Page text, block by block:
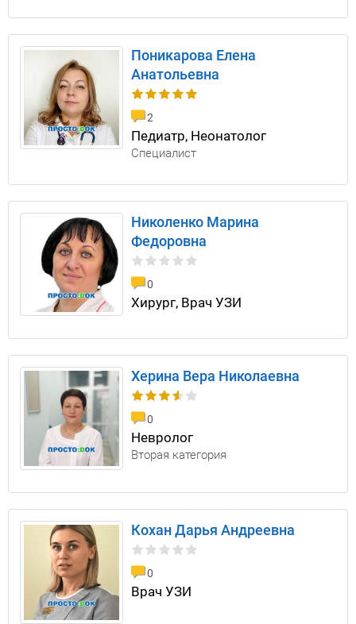
Поникарова Елена
Анатольевна
2
Педиатр, Неонатолог
Специалист
Николенко Марина
Федоровна
0
Хирург, Врач УЗИ
Херина Вера Николаевна
0
Невролог
Вторая категория
Кохан Дарья Андреевна
0
Врач УЗИ